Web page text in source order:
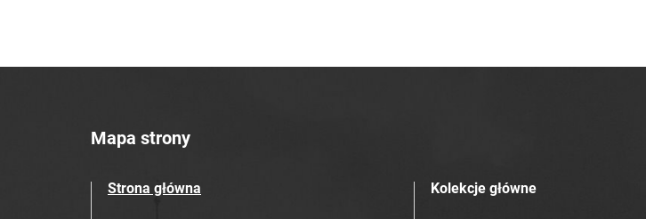
Mapa strony
Strona główna Kolekcje główne